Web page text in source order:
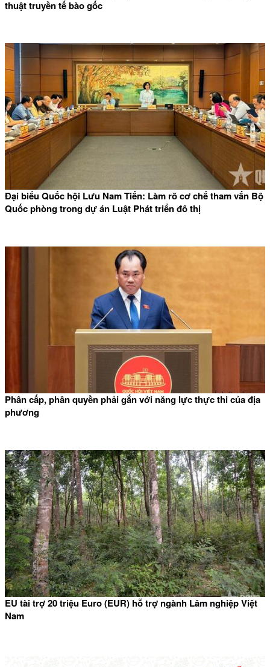
thuật truyền tế bào gốc
Đại biểu Quốc hội Lưu Nam Tiến: Làm rõ cơ chế tham vấn Bộ
Quốc phòng trong dự án Luật Phát triển đô thị
Phân cấp, phân quyền phải gắn với năng lực thực thi của địa
phương
EU tài trợ 20 triệu Euro (EUR) hỗ trợ ngành Lâm nghiệp Việt
Nam